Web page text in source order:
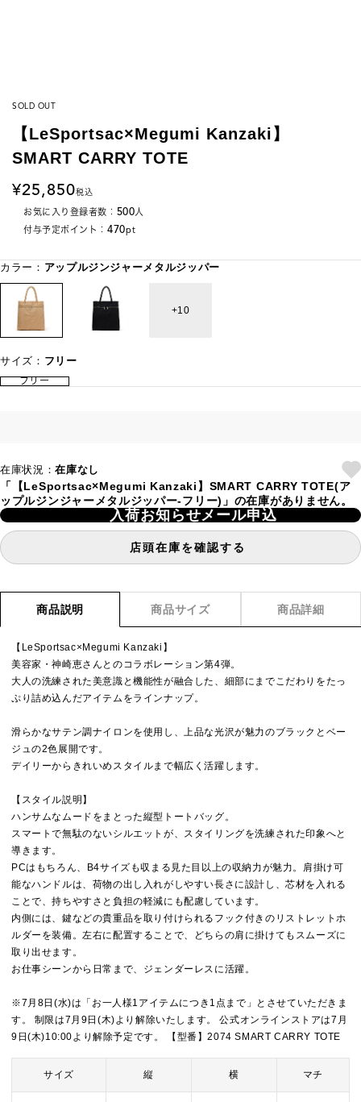
SOLD OUT
【LeSportsac×Megumi Kanzaki】
SMART CARRY TOTE
25,850税込
お気に入り登録者数： 500人
付与予定ポイント： 470pt
カラー： アップルジンジャーメタルジッパー
10
サイズ： フリー
フリー
在庫状況：在庫なし
「【LeSportsac×Megumi Kanzaki】SMART CARRY TOTE(ア
ップルジンジャーメタルジッパー-フリー)」の在庫がありません。
入荷お知らせメール申込
店頭在庫を確認する
商品説明 商品サイズ 商品詳細
【LeSportsac×Megumi Kanzaki】
美容家・神崎恵さんとのコラボレーション第4弾。
大人の洗練された美意識と機能性が融合した、細部にまでこだわりをたっ
ぷり詰め込んだアイテムをラインナップ。
滑らかなサテン調ナイロンを使用し、上品な光沢が魅力のブラックとベー
ジュの2色展開です。
デイリーからきれいめスタイルまで幅広く活躍します。
【スタイル説明】
ハンサムなムードをまとった縦型トートバッグ。
スマートで無駄のないシルエットが、スタイリングを洗練された印象へと
導きます。
PCはもちろん、B4サイズも収まる見た目以上の収納力が魅力。肩掛け可
能なハンドルは、荷物の出し入れがしやすい長さに設計し、芯材を入れる
ことで、持ちやすさと負担の軽減にも配慮しています。
内側には、鍵などの貴重品を取り付けられるフック付きのリストレットホ
ルダーを装備。左右に配置することで、どちらの肩に掛けてもスムーズに
取り出せます。
お仕事シーンから日常まで、ジェンダーレスに活躍。
※7月8日(水)は「お一人様1アイテムにつき1点まで」とさせていただきま
す。 制限は7月9日(木)より解除いたします。 公式オンラインストアは7月
9日(木)10:00より解除予定です。 【型番】2074 SMART CARRY TOTE
サイズ 縦 横 マチ